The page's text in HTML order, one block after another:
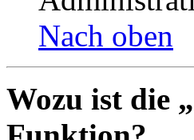
Nach oben
Wozu ist die